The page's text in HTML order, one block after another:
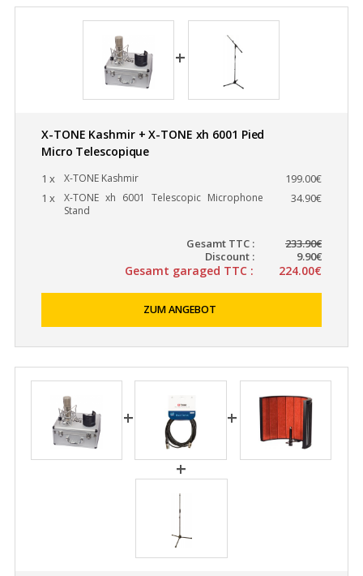
X-TONE Kashmir + X-TONE xh 6001 Pied
Micro Telescopique
1 x X-TONE Kashmir
199.00€
1 x
X-TONE xh 6001 Telescopic Microphone
Stand
34.90€
Gesamt TTC :
233.90€
Discount :
9.90€
Gesamt garaged TTC : 224.00€
ZUM ANGEBOT